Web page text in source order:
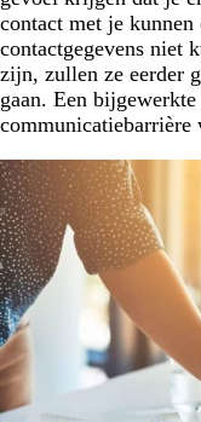
contact met je
contactgegevens niet
zijn, zullen ze eerder
gaan. Een
communicatiebarrière